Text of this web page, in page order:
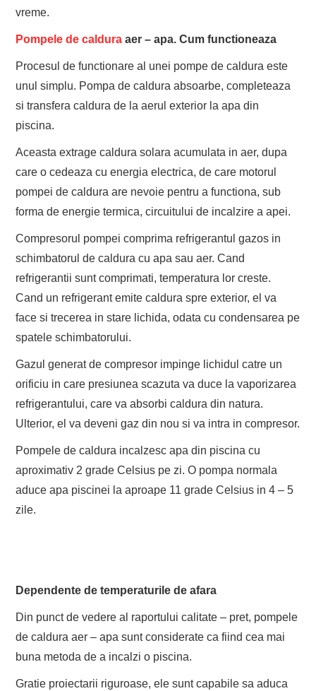
vreme.
Pompele de caldura aer – apa. Cum functioneaza
Procesul de functionare al unei pompe de caldura este
unul simplu. Pompa de caldura absoarbe, completeaza
si transfera caldura de la aerul exterior la apa din
piscina.
Aceasta extrage caldura solara acumulata in aer, dupa
care o cedeaza cu energia electrica, de care motorul
pompei de caldura are nevoie pentru a functiona, sub
forma de energie termica, circuitului de incalzire a apei.
Compresorul pompei comprima refrigerantul gazos in
schimbatorul de caldura cu apa sau aer. Cand
refrigerantii sunt comprimati, temperatura lor creste.
Cand un refrigerant emite caldura spre exterior, el va
face si trecerea in stare lichida, odata cu condensarea pe
spatele schimbatorului.
Gazul generat de compresor impinge lichidul catre un
orificiu in care presiunea scazuta va duce la vaporizarea
refrigerantului, care va absorbi caldura din natura.
Ulterior, el va deveni gaz din nou si va intra in compresor.
Pompele de caldura incalzesc apa din piscina cu
aproximativ 2 grade Celsius pe zi. O pompa normala
aduce apa piscinei la aproape 11 grade Celsius in 4 – 5
zile.
Dependente de temperaturile de afara
Din punct de vedere al raportului calitate – pret, pompele
de caldura aer – apa sunt considerate ca fiind cea mai
buna metoda de a incalzi o piscina.
Gratie proiectarii riguroase, ele sunt capabile sa aduca